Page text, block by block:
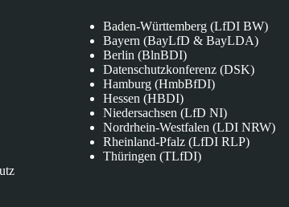
Baden-Württemberg (LfDI BW)
Bayern (BayLfD & BayLDA)
Berlin (BlnBDI)
Datenschutzkonferenz (DSK)
Hamburg (HmbBfDI)
Hessen (HBDI)
Niedersachsen (LfD NI)
Nordrhein-Westfalen (LDI NRW)
Rheinland-Pfalz (LfDI RLP)
Thüringen (TLfDI)